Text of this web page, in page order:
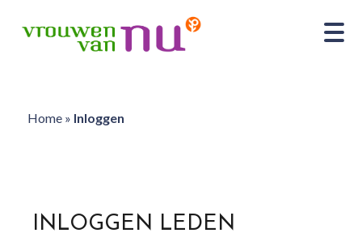
Home» Inloggen
INLOGGEN LEDEN